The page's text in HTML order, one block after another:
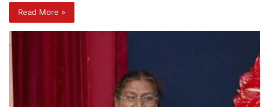
Read More »